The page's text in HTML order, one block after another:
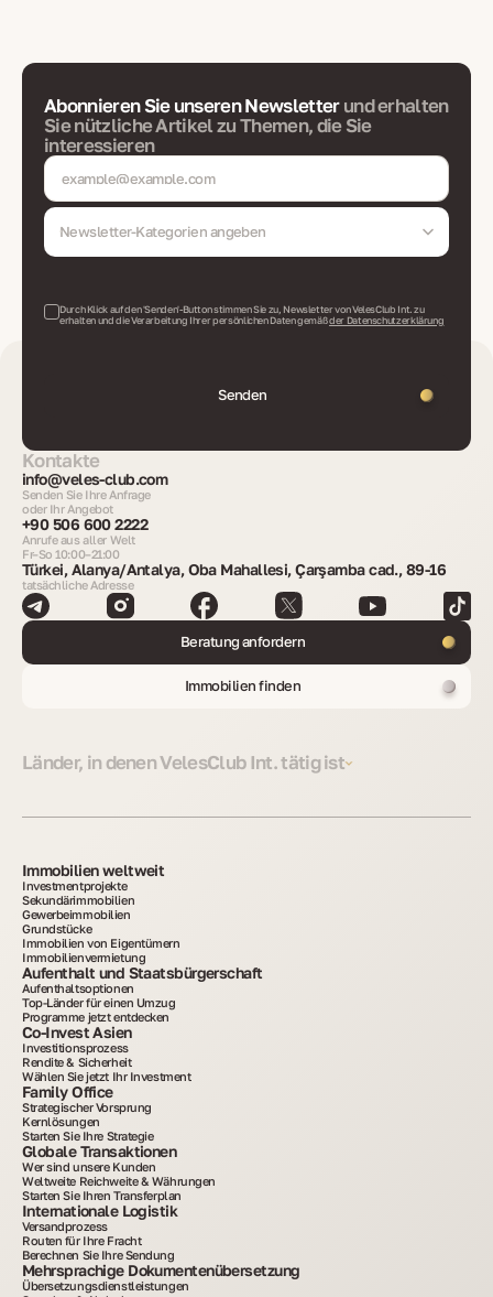
Abonnieren Sie unseren Newsletterund erhalten
Sie nützliche Artikel zu Themen, die Sie
interessieren
Newsletter-Kategorien angeben
Durch Klick auf den 'Senden'-Button stimmen Sie zu, Newsletter von VelesClub Int. zu
erhalten und die Verarbeitung Ihrer persönlichen Daten gemäßder Datenschutzerklärung
Senden
Kontakte
info@veles-club.com
Senden Sie Ihre Anfrage
oder Ihr Angebot
+90 506 600 2222
Anrufe aus aller Welt
Fr–So 10:00–21:00
Türkei, Alanya/Antalya, Oba Mahallesi, Çarşamba cad., 89-16
tatsächliche Adresse
Beratung anfordern
Immobilien finden
Länder, in denen VelesClub Int. tätig ist
Immobilien weltweit
Investmentprojekte
Sekundärimmobilien
Gewerbeimmobilien
Grundstücke
Immobilien von Eigentümern
Immobilienvermietung
Aufenthalt und Staatsbürgerschaft
Aufenthaltsoptionen
Top-Länder für einen Umzug
Programme jetzt entdecken
Co-Invest Asien
Investitionsprozess
Rendite & Sicherheit
Wählen Sie jetzt Ihr Investment
Family Office
Strategischer Vorsprung
Kernlösungen
Starten Sie Ihre Strategie
Globale Transaktionen
Wer sind unsere Kunden
Weltweite Reichweite & Währungen
Starten Sie Ihren Transferplan
Internationale Logistik
Versandprozess
Routen für Ihre Fracht
Berechnen Sie Ihre Sendung
Mehrsprachige Dokumentenübersetzung
Übersetzungsdienstleistungen